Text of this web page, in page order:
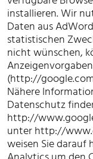
installieren. Wir
Daten aus
statistischen
nicht wünschen,
(http://
Nähere
Datenschutz
http://
unter http://
weisen Sie darauf